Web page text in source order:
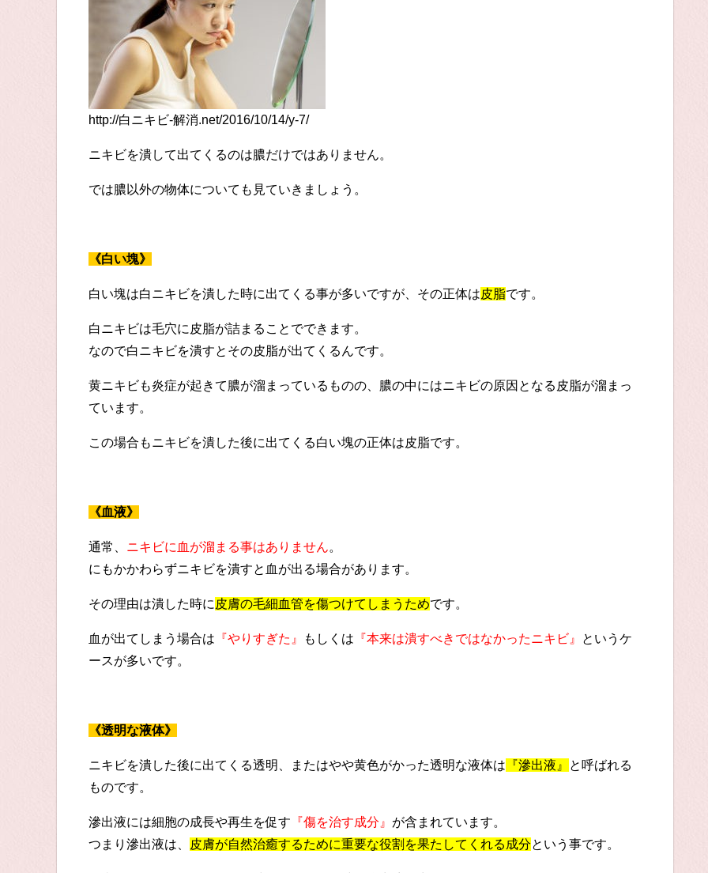
http://白ニキビ-解消.net/2016/10/14/y-7/
ニキビを潰して出てくるのは膿だけではありません。
では膿以外の物体についても見ていきましょう。
《白い塊》
白い塊は白ニキビを潰した時に出てくる事が多いですが、その正体は皮脂です。
白ニキビは毛穴に皮脂が詰まることでできます。
なので白ニキビを潰すとその皮脂が出てくるんです。
黄ニキビも炎症が起きて膿が溜まっているものの、膿の中にはニキビの原因となる皮脂が溜まっ
ています。
この場合もニキビを潰した後に出てくる白い塊の正体は皮脂です。
《血液》
通常、 ニキビに血が溜まる事はありません。
にもかかわらずニキビを潰すと血が出る場合があります。
その理由は潰した時に 皮膚の毛細血管を傷つけてしまうためです。
血が出てしまう場合は 『やりすぎた』 もしくは 『本来は潰すべきではなかったニキビ』
というケ
ースが多いです。
《透明な液体》
ニキビを潰した後に出てくる透明、またはやや黄色がかった透明な液体は 『滲出液』
と呼ばれる
ものです。
滲出液には細胞の成長や再生を促す 『傷を治す成分』 が含まれています。
つまり滲出液は、
皮膚が自然治癒するために重要な役割を果たしてくれる成分という事です。